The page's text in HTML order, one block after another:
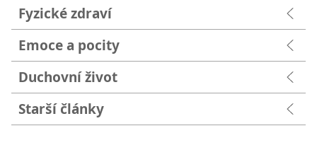
Fyzické zdraví
Emoce a pocity
Duchovní život
Starší články